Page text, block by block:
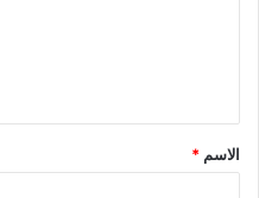
*
الاسم *